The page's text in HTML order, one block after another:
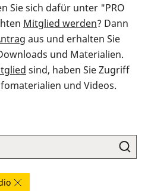
Sie sich dafür unter "PRO
Mitglied werden? Dann
aus und erhalten Sie
und Materialien.
sind, haben Sie Zugriff
und Videos.